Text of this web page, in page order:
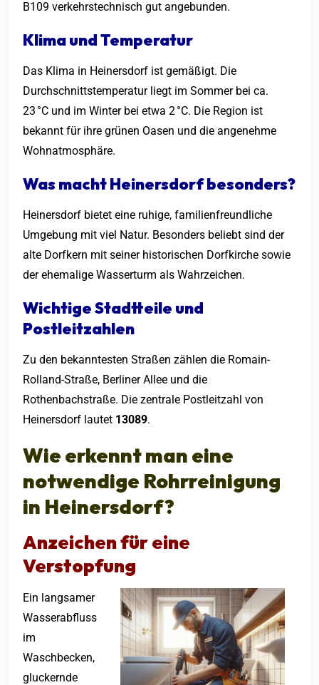
B109 verkehrstechnisch gut angebunden.
Klima und Temperatur
Das Klima in Heinersdorf ist gemäßigt. Die
Durchschnittstemperatur liegt im Sommer bei ca.
23 °C und im Winter bei etwa 2 °C. Die Region ist
bekannt für ihre grünen Oasen und die angenehme
Wohnatmosphäre.
Was macht Heinersdorf besonders?
Heinersdorf bietet eine ruhige, familienfreundliche
Umgebung mit viel Natur. Besonders beliebt sind der
alte Dorfkern mit seiner historischen Dorfkirche sowie
der ehemalige Wasserturm als Wahrzeichen.
Wichtige Stadtteile und
Postleitzahlen
Zu den bekanntesten Straßen zählen die Romain-
Rolland-Straße, Berliner Allee und die
Rothenbachstraße. Die zentrale Postleitzahl von
Heinersdorf lautet 13089.
Wie erkennt man eine
notwendige Rohrreinigung
in Heinersdorf?
Anzeichen für eine
Verstopfung
Ein langsamer
Wasserabfluss
im
Waschbecken,
gluckernde